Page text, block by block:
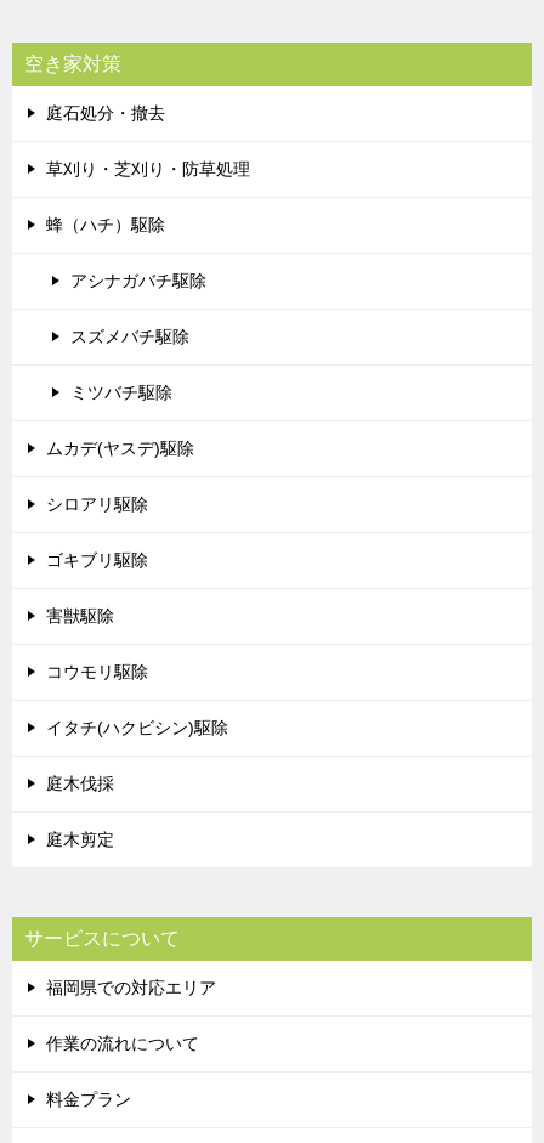
空き家対策
庭石処分・撤去
草刈り・芝刈り・防草処理
蜂（ハチ）駆除
アシナガバチ駆除
スズメバチ駆除
ミツバチ駆除
ムカデ(ヤスデ)駆除
シロアリ駆除
ゴキブリ駆除
害獣駆除
コウモリ駆除
イタチ(ハクビシン)駆除
庭木伐採
庭木剪定
サービスについて
福岡県での対応エリア
作業の流れについて
料金プラン